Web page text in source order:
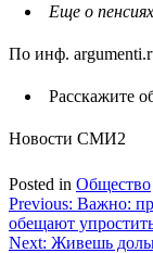
Еще о
По инф.
Расскажите
Новости СМИ2
Posted in Общество
Навигация
по
Previous: Важно:
обещают
Next: Живешь